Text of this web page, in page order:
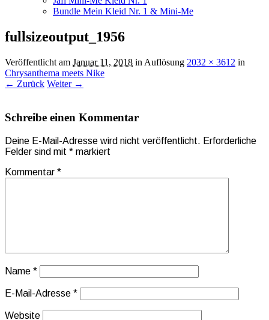
Bundle Mein Kleid Nr. 1 & Mini-Me
fullsizeoutput_1956
Veröffentlicht am Januar 11, 2018 in Auflösung 2032 × 3612 in
Chrysanthema meets Nike
← Zurück Weiter →
Schreibe einen Kommentar
Deine E-Mail-Adresse wird nicht veröffentlicht. Erforderliche
Felder sind mit * markiert
Kommentar *
Name *
E-Mail-Adresse *
Website